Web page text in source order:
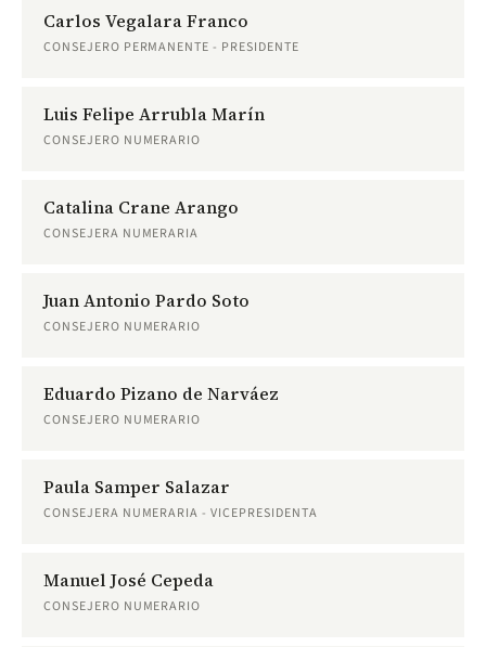
Carlos Vegalara Franco
CONSEJERO PERMANENTE - PRESIDENTE
Luis Felipe Arrubla Marín
CONSEJERO NUMERARIO
Catalina Crane Arango
CONSEJERA NUMERARIA
Juan Antonio Pardo Soto
CONSEJERO NUMERARIO
Eduardo Pizano de Narváez
CONSEJERO NUMERARIO
Paula Samper Salazar
CONSEJERA NUMERARIA - VICEPRESIDENTA
Manuel José Cepeda
CONSEJERO NUMERARIO